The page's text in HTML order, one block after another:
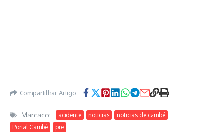
Compartilhar Artigo
Marcado: acidente noticias
noticias de cambé
Portal Cambé
pre